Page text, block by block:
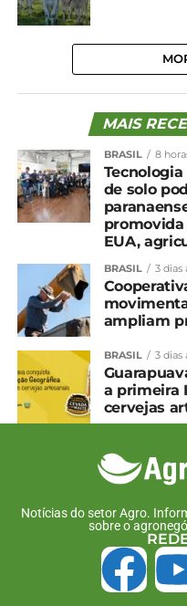
MAIS
BRASIL 8
de solo
promovida
EUA,
BRASIL 3 dias
ampliam
BRASIL 3 dias
a primeira
cervejas
Notícias do setor Agro.
sobre o